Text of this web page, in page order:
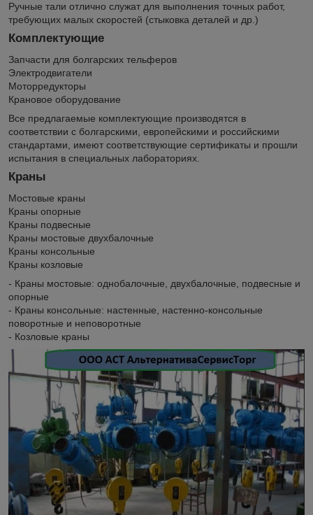
Ручные тали отлично служат для выполнения точных работ,
требующих малых скоростей (стыковка деталей и др.)
Комплектующие
Запчасти для болгарских тельферов
Электродвигатели
Моторредукторы
Крановое оборудование
Все предлагаемые комплектующие производятся в
соответствии с болгарскими, европейскими и российскими
стандартами, имеют соответствующие сертификаты и прошли
испытания в специальных лабораториях.
Краны
Мостовые краны
Краны опорные
Краны подвесные
Краны мостовые двухбалочные
Краны консольные
Краны козловые
- Краны мостовые: однобалочные, двухбалочные, подвесные и
опорные
- Краны консольные: настенные, настенно-консольные
поворотные и неповоротные
- Козловые краны